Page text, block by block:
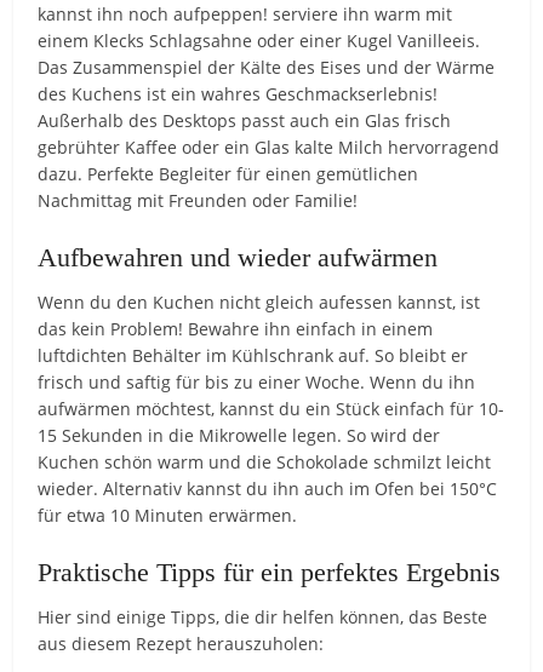
kannst ihn noch aufpeppen! serviere ihn warm mit
einem Klecks Schlagsahne oder einer Kugel Vanilleeis.
Das Zusammenspiel der Kälte des Eises und der Wärme
des Kuchens ist ein wahres Geschmackserlebnis!
Außerhalb des Desktops passt auch ein Glas frisch
gebrühter Kaffee oder ein Glas kalte Milch hervorragend
dazu. Perfekte Begleiter für einen gemütlichen
Nachmittag mit Freunden oder Familie!
Aufbewahren und wieder aufwärmen
Wenn du den Kuchen nicht gleich aufessen kannst, ist
das kein Problem! Bewahre ihn einfach in einem
luftdichten Behälter im Kühlschrank auf. So bleibt er
frisch und saftig für bis zu einer Woche. Wenn du ihn
aufwärmen möchtest, kannst du ein Stück einfach für 10-
15 Sekunden in die Mikrowelle legen. So wird der
Kuchen schön warm und die Schokolade schmilzt leicht
wieder. Alternativ kannst du ihn auch im Ofen bei 150°C
für etwa 10 Minuten erwärmen.
Praktische Tipps für ein perfektes Ergebnis
Hier sind einige Tipps, die dir helfen können, das Beste
aus diesem Rezept herauszuholen: